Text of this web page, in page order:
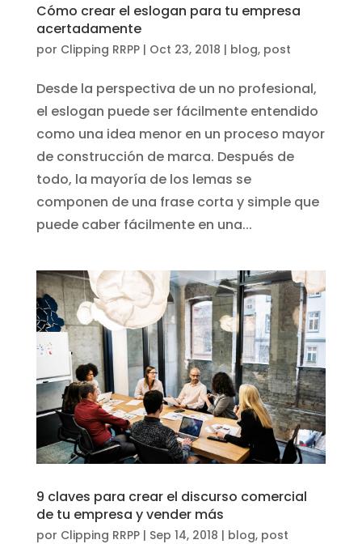
Cómo crear el eslogan para tu empresa
acertadamente
por Clipping RRPP| Oct 23, 2018 | blog, post
Desde la perspectiva de un no profesional,
el eslogan puede ser fácilmente entendido
como una idea menor en un proceso mayor
de construcción de marca. Después de
todo, la mayoría de los lemas se
componen de una frase corta y simple que
puede caber fácilmente en una...
9 claves para crear el discurso comercial
de tu empresa y vender más
por Clipping RRPP| Sep 14, 2018 | blog, post